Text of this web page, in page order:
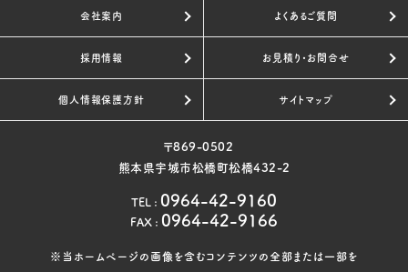
会社案内 よくあるご質問
採用情報 お見積り・お問合せ
個人情報保護方針 サイトマップ
〒869-0502
熊本県宇城市松橋町松橋432-2
TEL : 0964-42-9160
FAX : 0964-42-9166
※当ホームページの画像を含むコンテンツの全部または一部を